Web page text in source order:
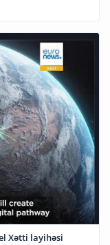
Xətti layihəsi